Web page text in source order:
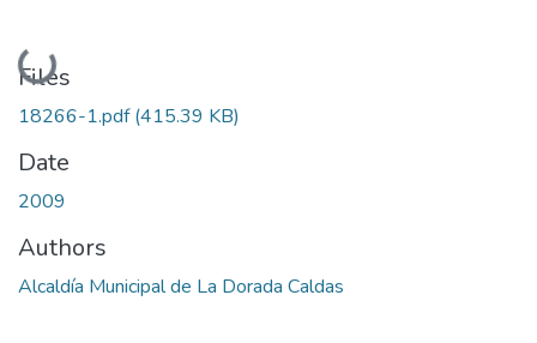
Loading...
Files
18266-1.pdf(415.39 KB)
Date
2009
Authors
Alcaldía Municipal de La Dorada Caldas